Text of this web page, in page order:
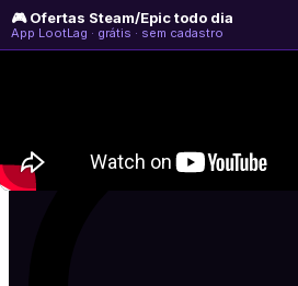
🎮 Ofertas Steam/Epic todo dia
App LootLag · grátis · sem cadastro
domingo, 09 de agosto de 2026 WhatsApp
Newsletter